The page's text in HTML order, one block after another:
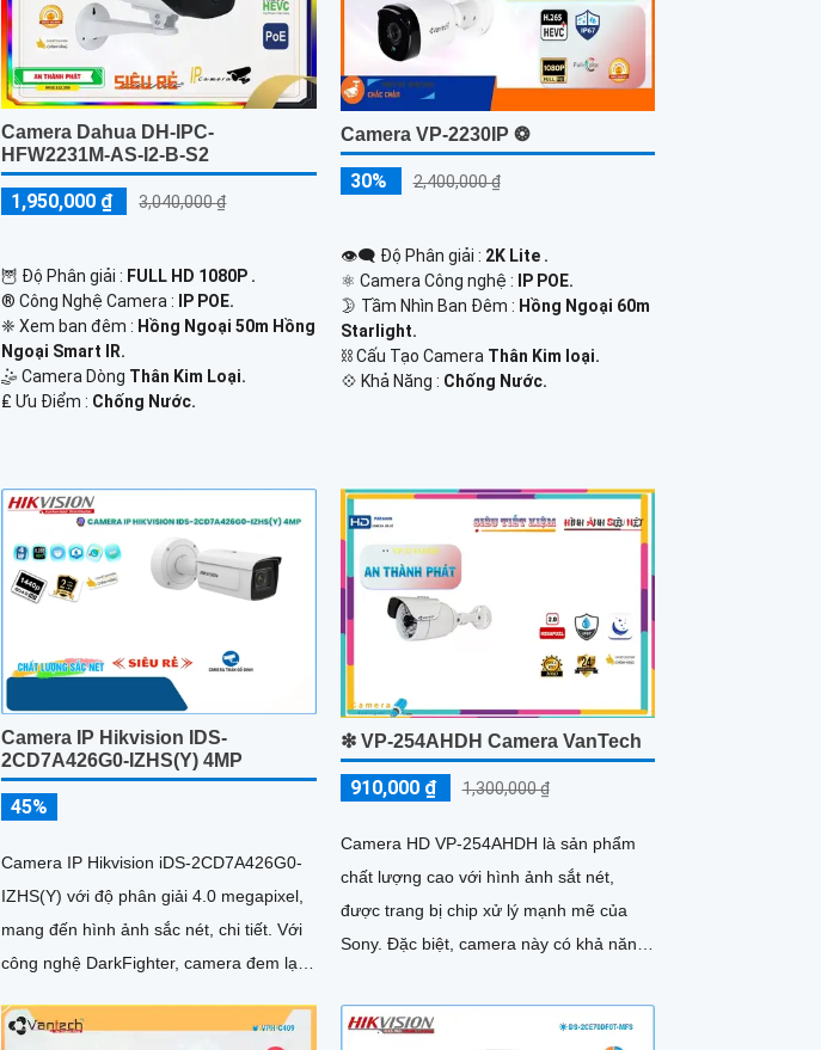
Camera Dahua DH-IPC-
HFW2231M-AS-I2-B-S2
1,950,000 ₫ 3,040,000 ₫
🦉 Độ Phân giải : FULL HD 1080P .
®️ Công Nghệ Camera :
IP POE.
❈ Xem ban đêm : Hồng Ngoại 50m Hồng
Ngoại Smart IR.
🤹 Camera Dòng Thân Kim Loại.
️₤ Ưu Điểm : Chống Nước.
Camera VP-2230IP ❂
30% 2,400,000 ₫
👁️‍🗨 Độ Phân giải : 2K Lite .
⚛️ Camera Công nghệ :
IP POE.
🌛 Tầm Nhìn Ban Đêm : Hồng Ngoại 60m
Starlight.
⛓ Cấu Tạo Camera Thân Kim loại.
️💠 Khả Năng : Chống Nước.
Camera IP Hikvision IDS-
2CD7A426G0-IZHS(Y) 4MP
45%
Camera IP Hikvision iDS-2CD7A426G0-
IZHS(Y) với độ phân giải 4.0 megapixel,
mang đến hình ảnh sắc nét, chi tiết. Với
công nghệ DarkFighter, camera đem lại
❇ VP-254AHDH Camera VanTech
910,000 ₫ 1,300,000 ₫
Camera HD VP-254AHDH là sản phẩm
chất lượng cao với hình ảnh sắt nét,
được trang bị chip xử lý mạnh mẽ của
Sony. Đặc biệt, camera này có khả năng
đến 40m, giúp bạn kiểm soát hoạt động